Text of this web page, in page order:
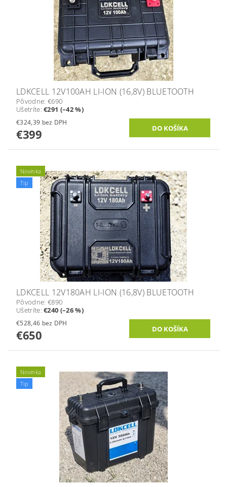
LDKCELL 12V100AH LI-ION (16,8V) BLUETOOTH
Pôvodne: €690
Ušetríte:€291 (–42 %)
€324,39 bez DPH
€399
Novinka
Tip
LDKCELL 12V180AH LI-ION (16,8V) BLUETOOTH
Pôvodne: €890
Ušetríte:€240 (–26 %)
€528,46 bez DPH
€650
Novinka
Tip